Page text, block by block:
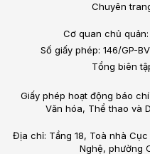
Chuyên
Cơ quan chủ
Số giấy phép: 146/GP-
Tổng biên
Giấy phép hoạt động báo
Văn hóa, Thể thao và
Địa chỉ: Tầng 18, Toà nhà
Nghệ, phường